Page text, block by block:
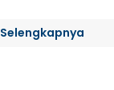
Selengkapnya